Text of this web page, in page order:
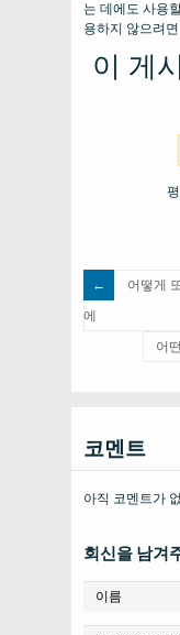
는 데에도 사용
용하지 않으려
이 게
어떻게
에
어
코멘트
아직 코멘트가
회신을 남겨